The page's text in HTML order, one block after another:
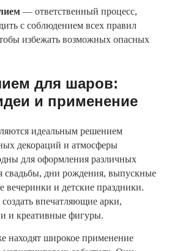
— ответственный процесс,
с соблюдением всех правил
избежать возможных опасных
для шаров:
и применение
идеальным решением
декораций и атмосферы
для оформления различных
свадьбы, дни рождения, выпускные
вечеринки и детские праздники.
впечатляющие арки,
и креативные фигуры.
находят широкое применение